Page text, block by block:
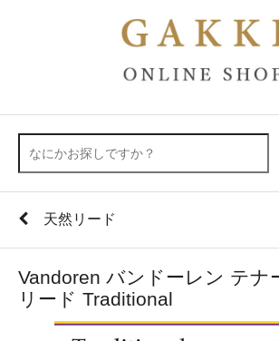
天然リード
Vandoren バンドーレン テナ
リード Traditional